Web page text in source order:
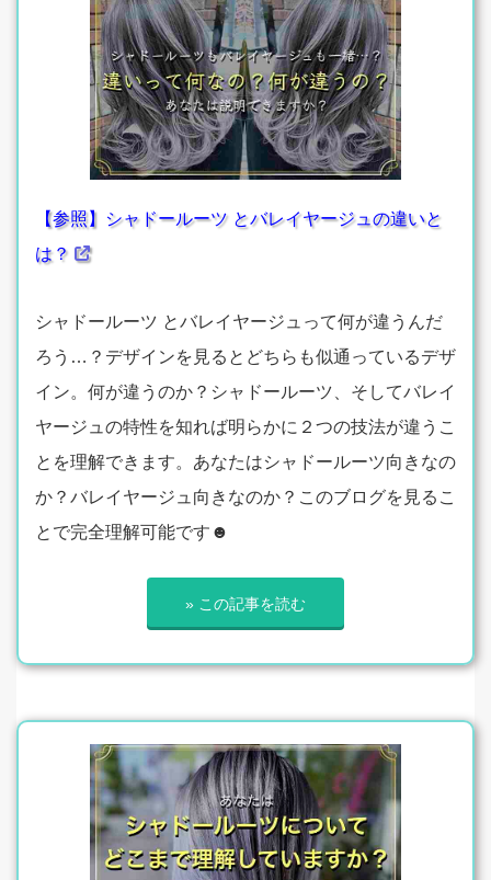
【参照】シャドールーツ とバレイヤージュの違いと
は？
シャドールーツ とバレイヤージュって何が違うんだ
ろう…？デザインを見るとどちらも似通っているデザ
イン。何が違うのか？シャドールーツ、そしてバレイ
ヤージュの特性を知れば明らかに２つの技法が違うこ
とを理解できます。あなたはシャドールーツ向きなの
か？バレイヤージュ向きなのか？このブログを見るこ
とで完全理解可能です☻
» この記事を読む